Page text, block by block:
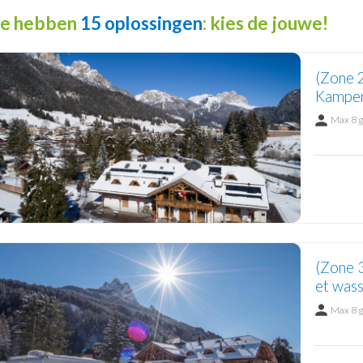
hebben 15 oplossingen: kies de jouwe!
(Zone
Max 8
(Zone
et
Max 8